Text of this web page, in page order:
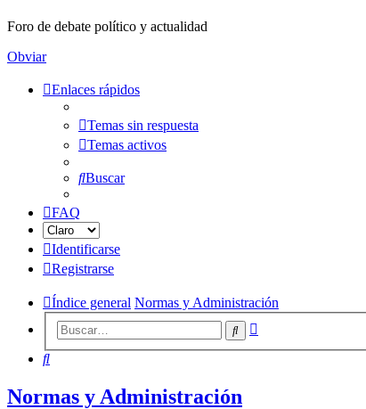
Foro de debate político y actualidad
Obviar
Enlaces rápidos
Temas sin respuesta
Temas activos
Buscar
FAQ
Identificarse
Registrarse
Índice general Normas y Administración
Buscar
Buscar
Normas y Administración